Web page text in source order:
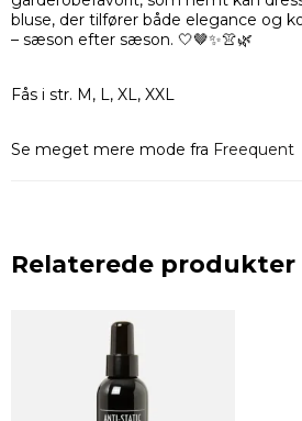
bluse, der tilfører både elegance og
– sæson efter sæson. 🤍🤎✨👚🌿
Fås i str. M, L, XL, XXL
Se meget mere mode fra Freequent
Relaterede produkter